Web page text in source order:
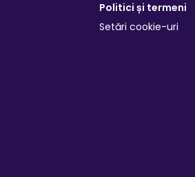
Politici și termeni
Setări cookie-uri